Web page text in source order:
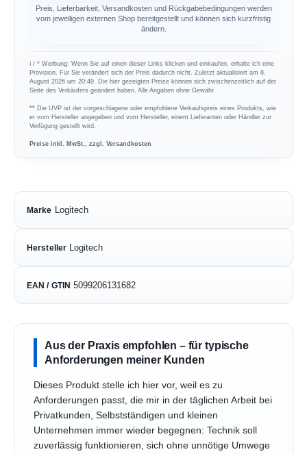
Preis, Lieferbarkeit, Versandkosten und Rückgabebedingungen werden
vom jeweiligen externen Shop bereitgestellt und können sich kurzfristig
ändern.
ℹ︎ / * Werbung: Wenn Sie auf einen dieser Links klicken und einkaufen, erhalte ich eine
Provision. Für Sie verändert sich der Preis dadurch nicht. Zuletzt aktualisiert am 8.
August 2026 um 20:49. Die hier gezeigten Preise können sich zwischenzeitlich auf der
Seite des Verkäufers geändert haben. Alle Angaben ohne Gewähr.
** Die UVP ist der vorgeschlagene oder empfohlene Verkaufspreis eines Produkts, wie
er vom Hersteller angegeben und vom Hersteller, einem Lieferanten oder Händler zur
Verfügung gestellt wird.
Preise inkl. MwSt., zzgl. Versandkosten
Marke Logitech
Hersteller Logitech
EAN / GTIN 5099206131682
Aus der Praxis empfohlen – für typische
Anforderungen meiner Kunden
Dieses Produkt stelle ich hier vor, weil es zu
Anforderungen passt, die mir in der täglichen Arbeit bei
Privatkunden, Selbstständigen und kleinen
Unternehmen immer wieder begegnen: Technik soll
zuverlässig funktionieren, sich ohne unnötige Umwege